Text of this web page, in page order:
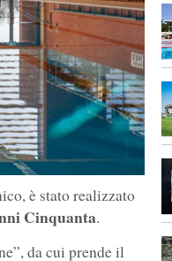
è stato realizzato
Cinquanta.
da cui prende il